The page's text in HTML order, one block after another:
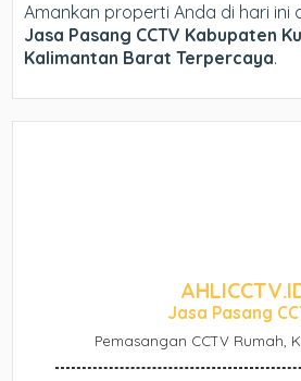
Amankan properti Anda di hari ini
Jasa Pasang CCTV Kabupaten
Kalimantan Barat Terpercaya.
Jasa Pasang
Pemasangan CCTV Rumah,